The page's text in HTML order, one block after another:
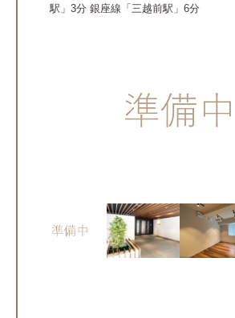
駅」3分 銀座線「三越前駅」6分